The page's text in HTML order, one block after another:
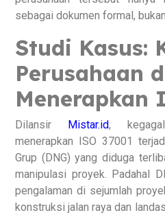
sebagai dokumen formal,
Studi Kasus:
Perusahaan
Menerapkan
Dilansir Mistar.id,
menerapkan ISO 37001
Grup (DNG) yang diduga
manipulasi proyek. Padahal
pengalaman di sejumlah
konstruksi jalan raya dan